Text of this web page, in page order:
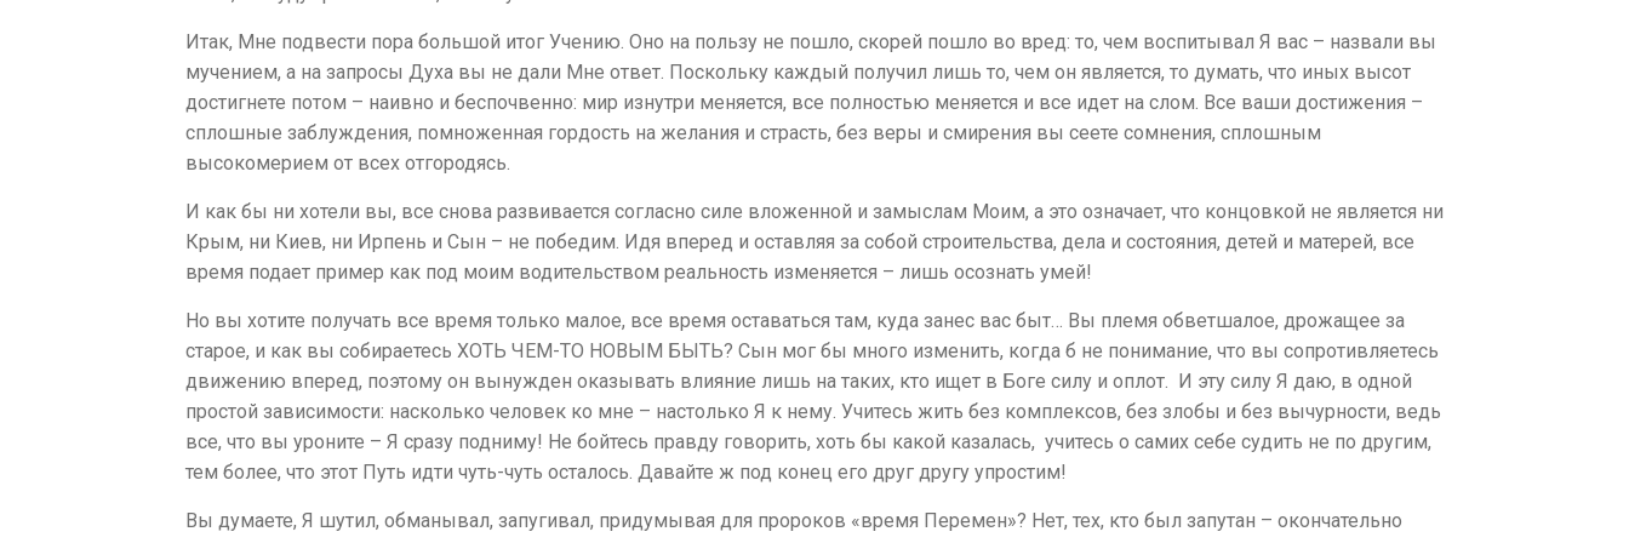
Итак, Мне подвести пора большой итог Учению. Оно на пользу не пошло, скорей пошло во вред: то, чем воспитывал Я вас – назвали вы
мучением, а на запросы Духа вы не дали Мне ответ. Поскольку каждый получил лишь то, чем он является, то думать, что иных высот
достигнете потом – наивно и беспочвенно: мир изнутри меняется, все полностью меняется и все идет на слом. Все ваши достижения –
сплошные заблуждения, помноженная гордость на желания и страсть, без веры и смирения вы сеете сомнения, сплошным
высокомерием от всех отгородясь.
И как бы ни хотели вы, все снова развивается согласно силе вложенной и замыслам Моим, а это означает, что концовкой не является ни
Крым, ни Киев, ни Ирпень и Сын – не победим. Идя вперед и оставляя за собой строительства, дела и состояния, детей и матерей, все
время подает пример как под моим водительством реальность изменяется – лишь осознать умей!
Но вы хотите получать все время только малое, все время оставаться там, куда занес вас быт… Вы племя обветшалое, дрожащее за
старое, и как вы собираетесь ХОТЬ ЧЕМ-ТО НОВЫМ БЫТЬ? Сын мог бы много изменить, когда б не понимание, что вы сопротивляетесь
движению вперед, поэтому он вынужден оказывать влияние лишь на таких, кто ищет в Боге силу и оплот. И эту силу Я даю, в одной
простой зависимости: насколько человек ко мне – настолько Я к нему. Учитесь жить без комплексов, без злобы и без вычурности, ведь
все, что вы уроните – Я сразу подниму! Не бойтесь правду говорить, хоть бы какой казалась, учитесь о самих себе судить не по другим,
тем более, что этот Путь идти чуть-чуть осталось. Давайте ж под конец его друг другу упростим!
Вы думаете, Я шутил, обманывал, запугивал, придумывая для пророков «время Перемен»? Нет, тех, кто был запутан – окончательно